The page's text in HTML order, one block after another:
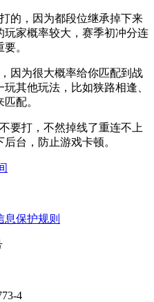
，因为都段位继承掉下来
家概率较大，赛季初冲分连
。
为很大概率给你匹配到战
其他玩法，比如狭路相逢、
配。
打，不然掉线了重连不上
台，防止游戏卡顿。
息保护规则
4